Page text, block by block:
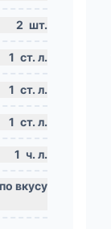
2 шт.
1 ст. л.
1 ст. л.
1 ст. л.
1 ч. л.